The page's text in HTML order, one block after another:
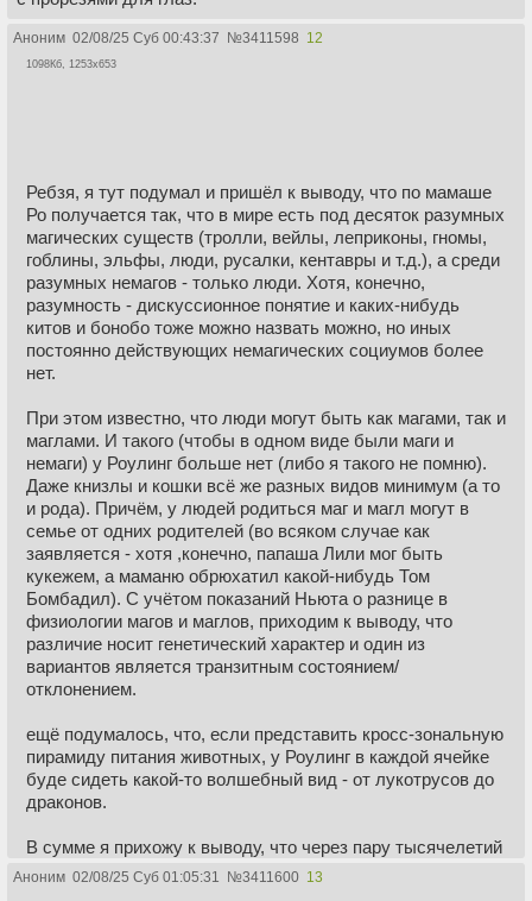
Аноним 02/08/25 Суб 00:43:37 №3411598 12
1098Кб, 1253x653
Ребзя, я тут подумал и пришёл к выводу, что по мамаше
Ро получается так, что в мире есть под десяток разумных
магических существ (тролли, вейлы, леприконы, гномы,
гоблины, эльфы, люди, русалки, кентавры и т.д.), а среди
разумных немагов - только люди. Хотя, конечно,
разумность - дискуссионное понятие и каких-нибудь
китов и бонобо тоже можно назвать можно, но иных
постоянно действующих немагических социумов более
нет.
При этом известно, что люди могут быть как магами, так и
маглами. И такого (чтобы в одном виде были маги и
немаги) у Роулинг больше нет (либо я такого не помню).
Даже книзлы и кошки всё же разных видов минимум (а то
и рода). Причём, у людей родиться маг и магл могут в
семье от одних родителей (во всяком случае как
заявляется - хотя ,конечно, папаша Лили мог быть
кукежем, а маманю обрюхатил какой-нибудь Том
Бомбадил). С учётом показаний Ньюта о разнице в
физиологии магов и маглов, приходим к выводу, что
различие носит генетический характер и один из
вариантов является транзитным состоянием/
отклонением.
ещё подумалось, что, если представить кросс-зональную
пирамиду питания животных, у Роулинг в каждой ячейке
буде сидеть какой-то волшебный вид - от лукотрусов до
драконов.
В сумме я прихожу к выводу, что через пару тысячелетий
(десятков тысячелетий) маги и маглы должны как виды
Аноним 02/08/25 Суб 01:05:31 №3411600 13